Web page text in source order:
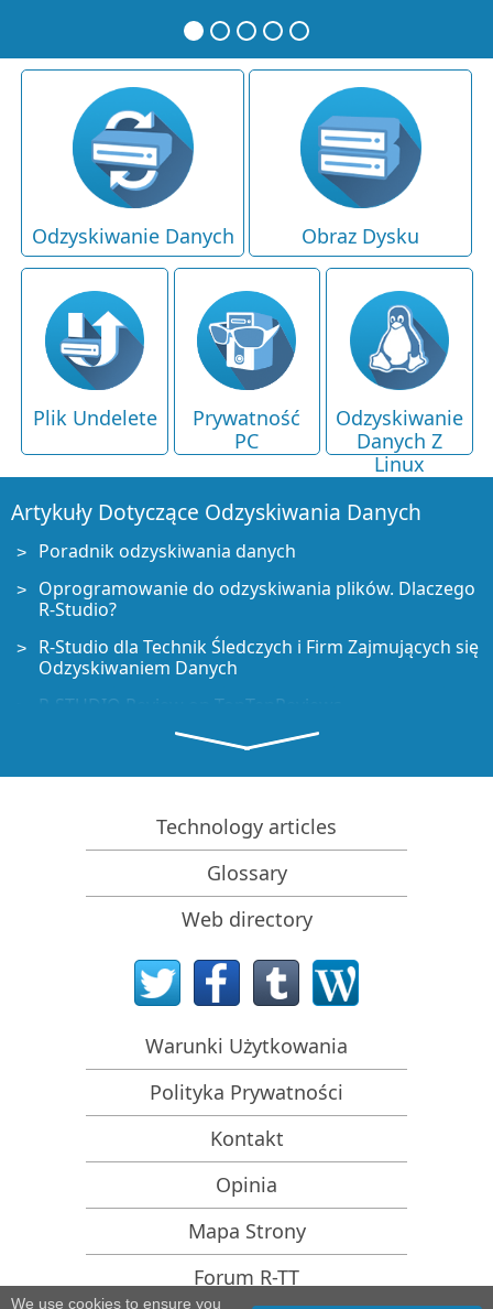
Odzyskiwanie Danych Obraz Dysku
Plik Undelete
Prywatność
PC
Odzyskiwanie
Danych Z
Linux
Artykuły Dotyczące Odzyskiwania Danych
Poradnik odzyskiwania danych
Oprogramowanie do odzyskiwania plików. Dlaczego
R-Studio?
R-Studio dla Technik Śledczych i Firm Zajmujących się
Odzyskiwaniem Danych
R-STUDIO Review on TopTenReviews
Sposób odzyskiwania plików dla dysków SSD i innych
Przewidywanie pomyślności dla typowych
przypadków odzyskiwania danych
Odzyskiwanie Nadpisanych Danych
Emergency File Recovery Using R-Studio Emergency
Prezentacja Odzyskiwania RAID
R-Studio: Odzyskiwanie danych z niedziałającego
Odzyskiwanie Plików z Komputera, Który Się Nie
Sklonuj Dyski Przed Odzyskiwaniem Plików
Odzyskiwanie filmów HD z kart SD
Odzyskiwanie Plików z Nieuruchamiającego się
Najlepszy sposób na odzyskanie plików z dysku
systemowego Mac
Technology articles
Glossary
Web directory
Warunki Użytkowania
Polityka Prywatności
Kontakt
Opinia
Mapa Strony
Forum R-TT
We use cookies to ensure you